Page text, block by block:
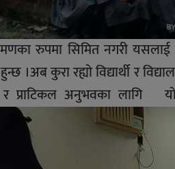
रुपमा सिमित नगरी
।अब कुरा रह्यो विद्यार्थी र
र प्राटिकल अनुभवका लागि